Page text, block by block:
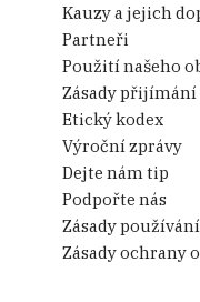
Kauzy a jejich
Partneři
Použití našeho
Zásady přijímání
Etický kodex
Výroční zprávy
Dejte nám tip
Podpořte nás
Zásady
Zásady ochrany